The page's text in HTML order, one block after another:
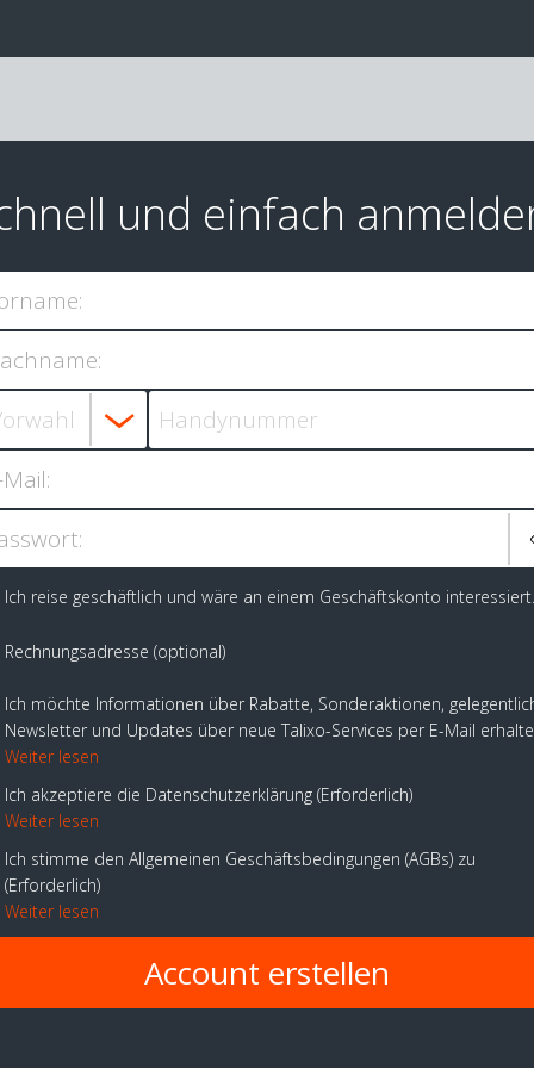
und einfach
Ich reise geschäftlich und wäre an einem Geschäftskonto interessiert.
Rechnungsadresse (optional)
Ich möchte Informationen über Rabatte, Sonderaktionen,
Newsletter und Updates über neue Talixo-Services per E-Mail
Weiter lesen
Ich akzeptiere die Datenschutzerklärung Erforderlich
Weiter lesen
Ich stimme den Allgemeinen Geschäftsbedingungen (AGBs) zu
Erforderlich
Weiter lesen